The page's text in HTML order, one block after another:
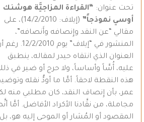
تحت عنوان: “القراءة المزاجيَّة هوشنك
أوسي نموذجاً”
(إيلاف: 14/2/2010)، على
مقالي “عن النقد وإِنصافه وأَنصافه”،
المنشور في “إيلاف” يوم 12/2/
العنوان الذي انتقاه حيدر لمقاله، ينطبق
عليه، أُسَّاً وأساساً، ولا حرج أو ضير في
هذه النقطة لاحقاً. أمَّا ما أودُّ نقله
عمر، بأن إِنصاف النقد، كان مطلبي منه
مجاملة، من نقَّادنا الأكراد الأفاضل. أمَّا
المقصود أو المُشار أو الموحى إليه هو،